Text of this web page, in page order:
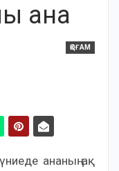
ана
ҚОҒАМ
ананың ақ